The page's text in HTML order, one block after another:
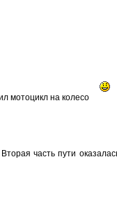
мотоцикл на колесо
часть пути